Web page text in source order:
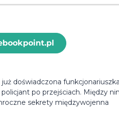
doświadczona
po przejściach. Między
sekrety międzywojenna